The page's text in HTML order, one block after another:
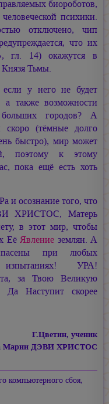
биороботов,
психики.
отключено, чип
что их
гл. 14) окажутся в
Князя Тьмы.
если у него не будет
а также возможности
городов? А
скоро (тёмные долго
быстро), мир может
поэтому к этому
пока ещё есть хоть
и осознание того, что
ХРИСТОС, Матерь
в этот мир, чтобы
ЕёЯвление землян. А
при любых
УРА!
за Твою Великую
Наступит скорее
Г.Цветин, ученик
Марии ДЭВИ ХРИСТОС
компьютерного сбоя,